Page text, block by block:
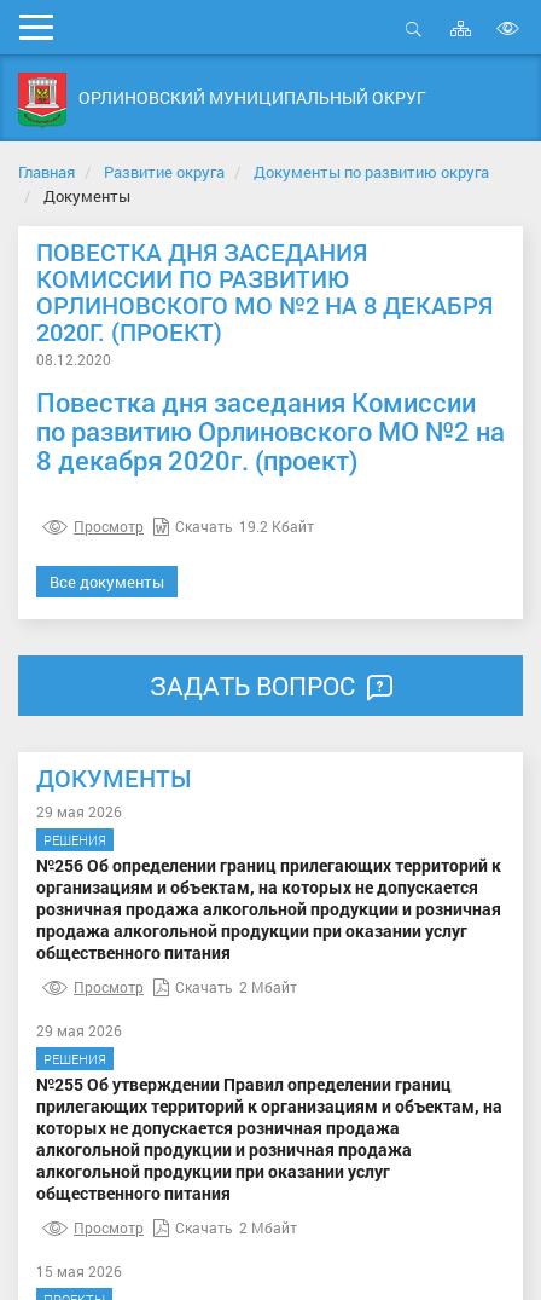
Мобильное
меню
Открыть
Карта
сайта
ОРЛИНОВСКИЙ МУНИЦИПАЛЬНЫЙ ОКРУГ
Главная Развитие округа
Документы по развитию округа
Документы
ПОВЕСТКА ДНЯ ЗАСЕДАНИЯ
КОМИССИИ ПО РАЗВИТИЮ
ОРЛИНОВСКОГО МО №2 НА 8 ДЕКАБРЯ
2020Г. (ПРОЕКТ)
08.12.2020
Повестка дня заседания Комиссии
по развитию Орлиновского МО №2 на
8 декабря 2020г. (проект)
Просмотр Скачать 19.2 Кбайт
Все документы
ЗАДАТЬ ВОПРОС
ДОКУМЕНТЫ
29 мая 2026
РЕШЕНИЯ
№256 Об определении границ прилегающих территорий к
организациям и объектам, на которых не допускается
розничная продажа алкогольной продукции и розничная
продажа алкогольной продукции при оказании услуг
общественного питания
Просмотр Скачать 2 Мбайт
29 мая 2026
РЕШЕНИЯ
№255 Об утверждении Правил определении границ
прилегающих территорий к организациям и объектам, на
которых не допускается розничная продажа
алкогольной продукции и розничная продажа
алкогольной продукции при оказании услуг
общественного питания
Просмотр Скачать 2 Мбайт
15 мая 2026